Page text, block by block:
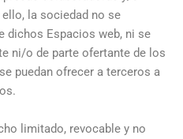
la sociedad no se
dichos Espacios web, ni se
ni/o de parte ofertante de los
puedan ofrecer a terceros a
limitado, revocable y no